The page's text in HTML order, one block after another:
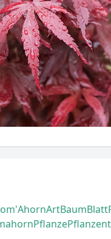
AhornArtBaumBlatt
Pflanze